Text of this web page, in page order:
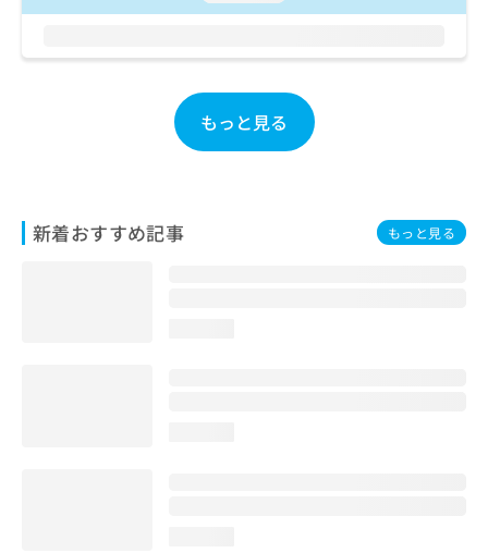
もっと見る
新着おすすめ記事 もっと見る
お
い